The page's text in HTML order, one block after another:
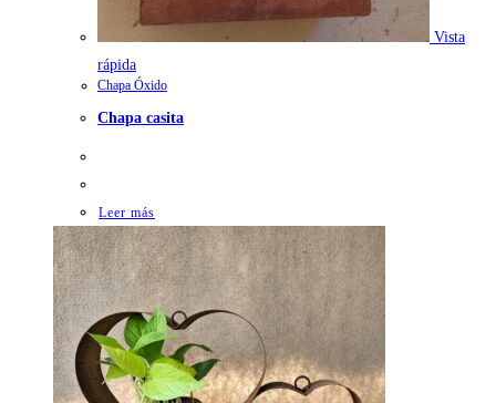
Vista
rápida
Chapa Óxido
Chapa casita
Leer más